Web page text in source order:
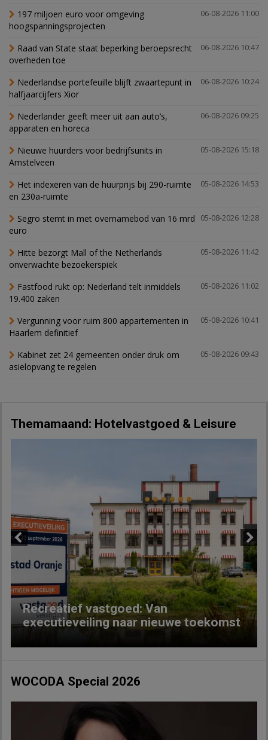
06-08-2026 11:00
197 miljoen euro voor omgeving
hoogspanningsprojecten
06-08-2026 10:47
Raad van State staat beperking beroepsrecht
overheden toe
06-08-2026 10:24
Nederlandse portefeuille blijft zwaartepunt in
halfjaarcijfers Xior
06-08-2026 09:25
Nederlander geeft meer uit aan auto’s,
apparaten en horeca
05-08-2026 15:18
Nieuwe huurders voor bedrijfsunits in
Amstelveen
05-08-2026 14:53
Het indexeren van de huurprijs bij 290-ruimte
en 230a-ruimte
05-08-2026 12:28
Segro stemt in met overnamebod van 16 mrd
euro
05-08-2026 11:42
Hitte bezorgt Mall of the Netherlands
onverwachte bezoekerspiek
05-08-2026 11:02
Fastfood rukt op: Nederland telt inmiddels
19.400 zaken
05-08-2026 10:41
Vergunning voor ruim 800 appartementen in
Haarlem definitief
05-08-2026 09:43
Kabinet zet 24 gemeenten onder druk om
asielopvang te regelen
Themamaand: Hotelvastgoed & Leisure
Recreatief vastgoed: Van
executieveiling naar nieuwe toekomst
Next
WOCODA Special 2026